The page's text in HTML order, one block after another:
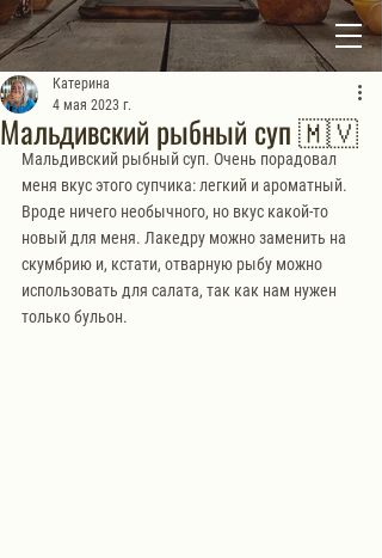
Мальдивский рыбный суп 🇲🇻
Катерина
4 мая 2023 г.
Мальдивский рыбный суп. Очень порадовал
меня вкус этого супчика: легкий и ароматный.
Вроде ничего необычного, но вкус какой-то
новый для меня. Лакедру можно заменить на
скумбрию и, кстати, отварную рыбу можно
использовать для салата, так как нам нужен
только бульон.